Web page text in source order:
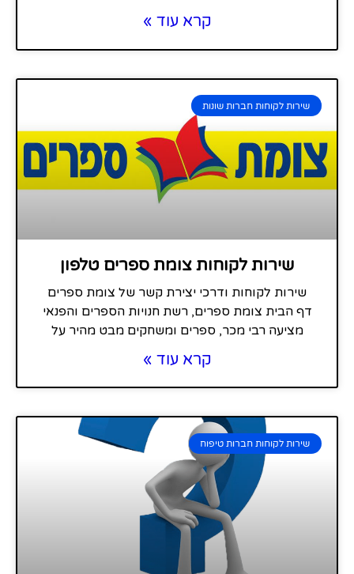
קרא עוד »
שירות לקוחות חברות שונות
שירות לקוחות צומת ספרים טלפון
שירות לקוחות ודרכי יצירת קשר של צומת ספרים
דף הבית צומת ספרים, רשת חנויות הספרים והפנאי
מציעה רבי מכר, ספרים ומשחקים מבט מהיר על
קרא עוד »
שירות לקוחות חברות טיפוח